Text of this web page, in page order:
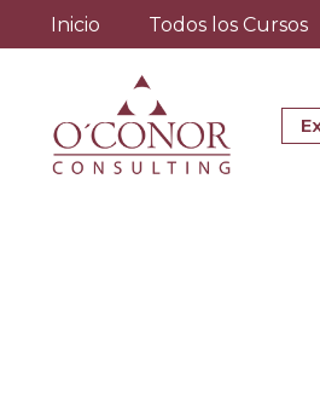
Inicio Todos los Cursos